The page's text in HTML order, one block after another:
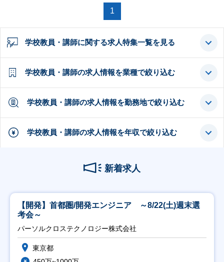
1
学校教員・講師に関する求人特集一覧を見る
学校教員・講師の求人情報を業種で絞り込む
学校教員・講師の求人情報を勤務地で絞り込む
学校教員・講師の求人情報を年収で絞り込む
新着求人
【開発】首都圏/開発エンジニア ～8/22(土)週末選
考会～
パーソルクロステクノロジー株式会社
東京都